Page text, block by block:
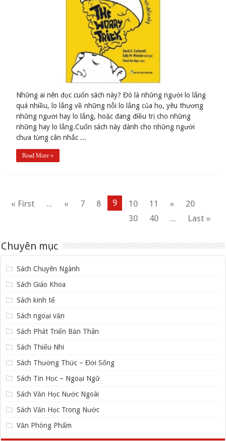
Những ai nên đọc cuốn sách này? Đó là những người lo lắng
quá nhiều, lo lắng về những nỗi lo lắng của họ, yêu thương
những người hay lo lắng, hoặc đang điều trị cho những
những hay lo lắng.Cuốn sách này dành cho những người
chưa từng cân nhắc ...
Read More »
« First ... « 7 8 9 10 11 »
20
30
40 ... Last »
Chuyên mục
Sách Chuyên Ngành
Sách Giáo Khoa
Sách kinh tế
Sách ngoại văn
Sách Phát Triển Bản Thân
Sách Thiếu Nhi
Sách Thường Thức – Đời Sống
Sách Tin Học – Ngoại Ngữ
Sách Văn Học Nước Ngoài
Sách Văn Học Trong Nước
Văn Phòng Phẩm